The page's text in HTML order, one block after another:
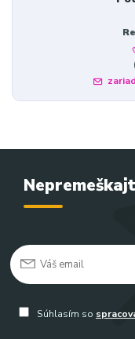
Súhlasím so